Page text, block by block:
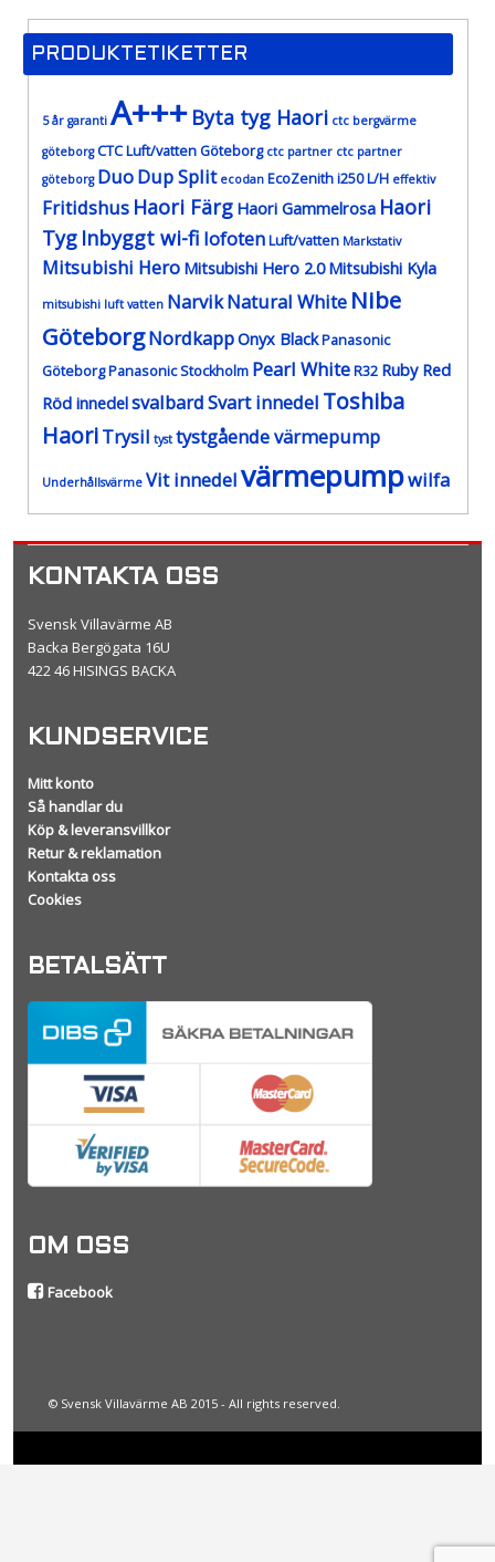
PRODUKTETIKETTER
5 år garanti A+++ Byta tyg Haori ctc bergvärme
göteborg CTC Luft/vatten Göteborg ctc partner ctc partner
göteborg DuoDup Split ecodan EcoZenith i250 L/H effektiv
Fritidshus Haori Färg Haori Gammelrosa Haori
Tyg Inbyggt wi-fi lofotenLuft/vatten Markstativ
Mitsubishi Hero Mitsubishi Hero 2.0 Mitsubishi Kyla
mitsubishi luft vatten NarvikNatural White Nibe
GöteborgNordkappOnyx BlackPanasonic
GöteborgPanasonic Stockholm Pearl WhiteR32 Ruby Red
Röd innedelsvalbardSvart innedel Toshiba
HaoriTrysil tyst tystgående värmepump
Underhållsvärme Vit innedelvärmepumpwilfa
KONTAKTA OSS
Svensk Villavärme AB
Backa Bergögata 16U
422 46 HISINGS BACKA
KUNDSERVICE
Mitt konto
Så handlar du
Köp & leveransvillkor
Retur & reklamation
Kontakta oss
Cookies
BETALSÄTT
OM OSS
Facebook
© Svensk Villavärme AB 2015 - All rights reserved.